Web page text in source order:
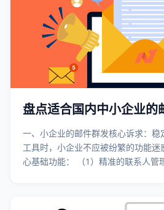
盘点适合国内中小企业的
一、小企业的邮件群发核心诉求：
工具时，小企业不应被纷繁的功能
心基础功能： （1）精准的联系人管
专业邮件？ （3）透明的数据管理：